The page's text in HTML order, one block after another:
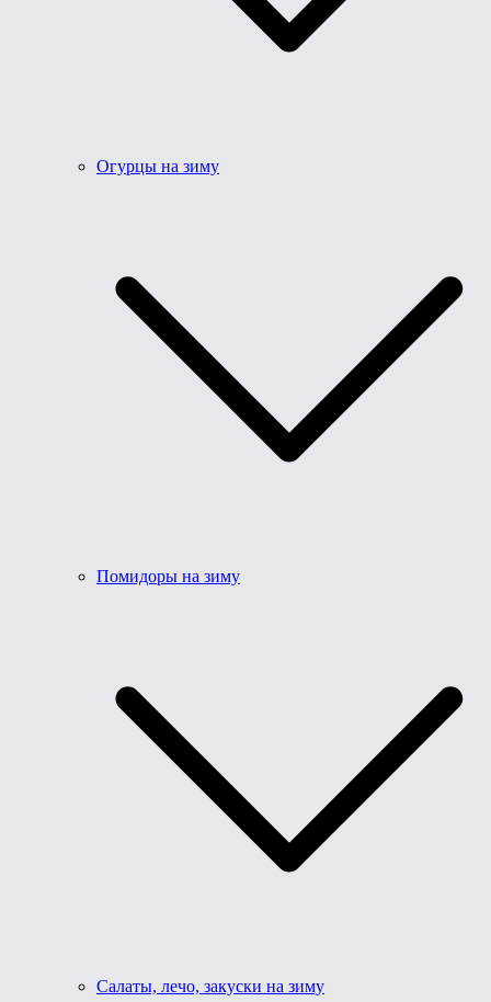
Огурцы на зиму
Помидоры на зиму
Салаты, лечо, закуски на зиму